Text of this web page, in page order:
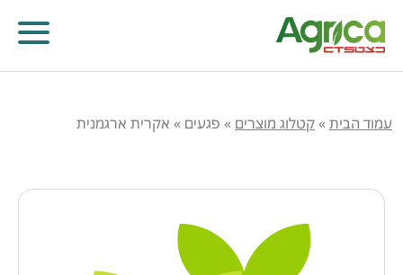
עמוד הבית»קטלוג מוצרים » פגעים » אקרית ארגמנית